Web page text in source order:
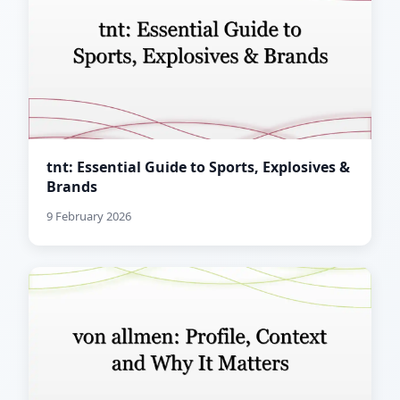
tnt: Essential Guide to Sports, Explosives &
Brands
9 February 2026